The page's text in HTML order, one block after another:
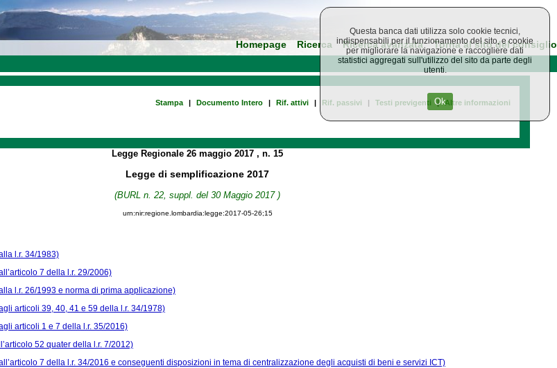
Homepage Ricerca Ricerca avanzata Torna al sito del consiglio
Stampa | Documento Intero | Rif. attivi | Rif. passivi | Testi previgenti | Altre informazioni
Legge Regionale26 maggio 2017, n. 15
Legge di semplificazione 2017
(BURL n. 22, suppl. del 30 Maggio 2017 )
urn:nir:regione.lombardia:legge:2017-05-26;15
l.r. 34/1983)
7 della l.r. 29/2006)
l.r. 26/1993 e norma di prima applicazione)
articoli 39, 40, 41 e 59 della l.r. 34/1978)
articoli 1 e 7 della l.r. 35/2016)
52 quater della l.r. 7/2012)
7 della l.r. 34/2016 e conseguenti disposizioni in tema di centralizzazione degli acquisti di beni e servizi ICT)
Questa banca dati utilizza solo cookie tecnici,
indispensabili per il funzionamento del sito, e cookie
per migliorare la navigazione e raccogliere dati
statistici aggregati sull'utilizzo del sito da parte degli
utenti.
Ok